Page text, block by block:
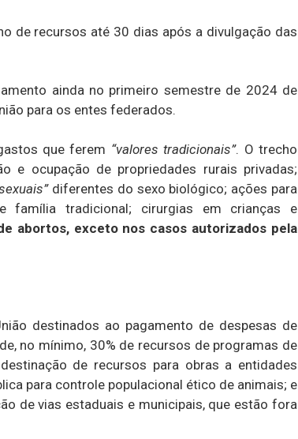
de recursos até 30 dias após a divulgação das
ainda no primeiro semestre de 2024 de
para os entes federados.
que ferem “valores tradicionais”. O trecho
e ocupação de propriedades rurais privadas;
diferentes do sexo biológico; ações para
família tradicional; cirurgias em crianças e
abortos, exceto nos casos autorizados pela
destinados ao pagamento de despesas de
no mínimo, 30% de recursos de programas de
de recursos para obras a entidades
para controle populacional ético de animais; e
de vias estaduais e municipais, que estão fora